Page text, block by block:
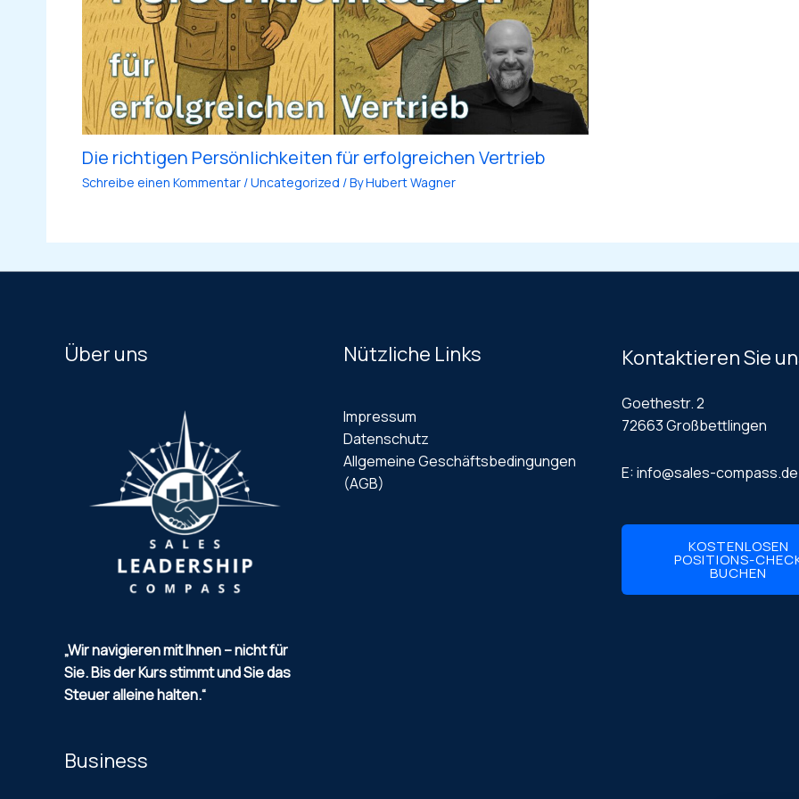
Die richtigen Persönlichkeiten für erfolgreichen Vertrieb
Schreibe einen Kommentar /Uncategorized / ByHubert Wagner
Über uns
„Wir navigieren mit Ihnen – nicht für
Sie.Bis der Kurs stimmt und Sie das
Steuer alleine halten.“
Business
Nützliche Links
Impressum
Datenschutz
Allgemeine Geschäftsbedingungen
(AGB)
Kontaktieren Sie
Goethestr. 2
72663 Großbettlingen
E: info@sales-compass.de
KOSTENLOSEN
POSITIONS-
BUCHEN